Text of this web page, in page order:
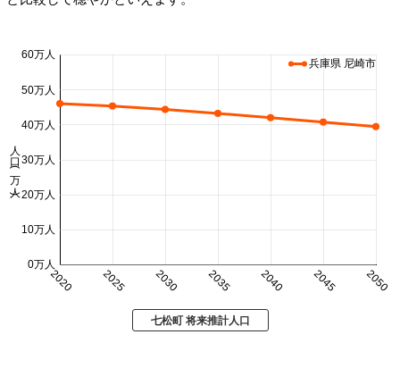
2020 2025 2030 2035 2040 2045 2050
0万人
10万人
20万人
30万人
40万人
50万人
60万人
人口 (万人)
兵庫県 尼崎市
七松町 将来推計人口